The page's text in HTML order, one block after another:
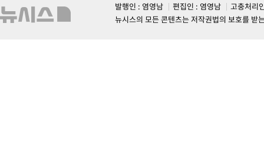
발행인 : 염영남
편집인 : 염영남
고충처리
뉴시스의 모든 콘텐츠는 저작권법의 보호를